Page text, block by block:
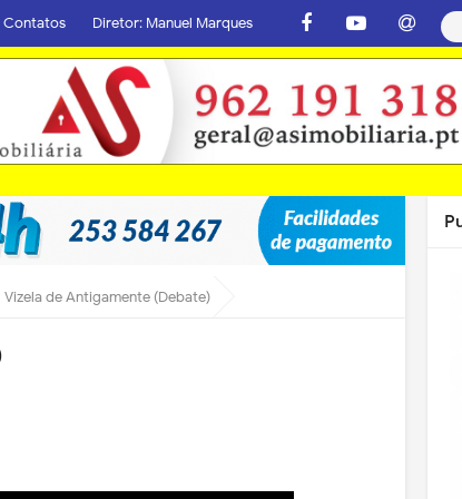
Contatos Diretor: Manuel Marques
Vizela de Antigamente (Debate)